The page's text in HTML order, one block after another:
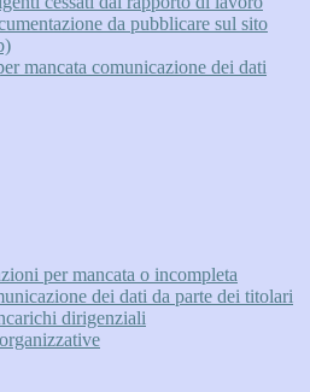
da pubblicare sul sito
mancata comunicazione dei dati
per mancata o incompleta
dei dati da parte dei titolari
dirigenziali